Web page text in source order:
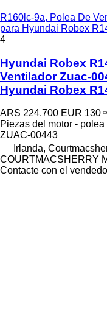
R160lc-9a, Polea De
para Hyundai Robex
4
Hyundai Robex
Ventilador Zuac-
Hyundai Robex
ARS 224.700 EUR 130
Piezas del motor - polea
ZUAC-00443
Irlanda,
COURTMACSHERRY
Contacte con el